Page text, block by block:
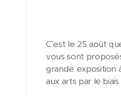
C'est le 25 août
vous sont
grande exposition
aux arts par le